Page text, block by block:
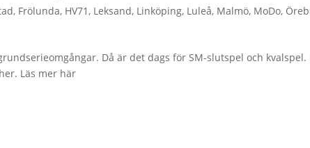
, Frölunda, HV71, Leksand, Linköping, Luleå, Malmö, MoDo,
Då är det dags för SM-slutspel och kvalspel.
Läs mer här